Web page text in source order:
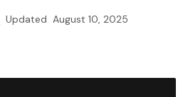
Updated August 10, 2025